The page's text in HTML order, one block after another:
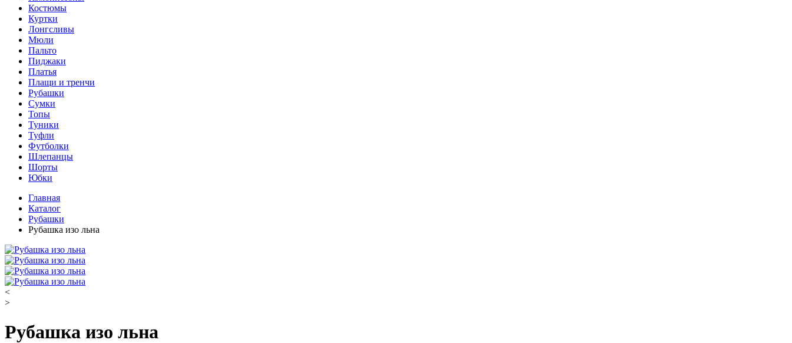
Костюмы
Куртки
Лонгсливы
Мюли
Пальто
Пиджаки
Платья
Плащи и тренчи
Рубашки
Сумки
Топы
Туники
Туфли
Футболки
Шлепанцы
Шорты
Юбки
Главная
Каталог
Рубашки
Рубашка изо льна
<
>
Рубашка изо льна